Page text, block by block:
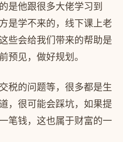
是他跟很多大佬学习到
是学不来的，线下课上老
些会给我们带来的帮助是
预见，做好规划。
税的问题等，很多都是生
，很可能会踩坑，如果提
笔钱，这也属于财富的一